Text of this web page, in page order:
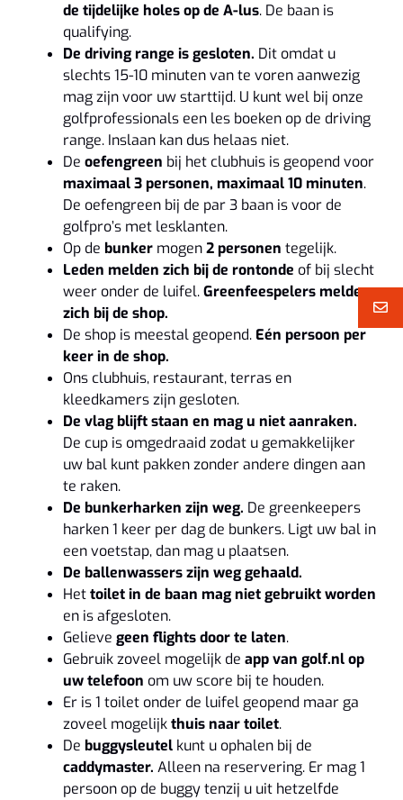
de tijdelijke holes op de A-lus. De baan is
qualifying.
De driving range is gesloten. Dit omdat u
slechts 15-10 minuten van te voren aanwezig
mag zijn voor uw starttijd. U kunt wel bij onze
golfprofessionals een les boeken op de driving
range. Inslaan kan dus helaas niet.
De oefengreen bij het clubhuis is geopend voor
maximaal 3 personen, maximaal 10 minuten.
De oefengreen bij de par 3 baan is voor de
golfpro’s met lesklanten.
Op de bunker mogen2 personen tegelijk.
Leden melden zich bij de rontonde of bij slecht
weer onder de luifel.Greenfeespelers melden
zich bij de shop.
De shop is meestal geopend. Eén persoon per
keer in de shop.
Ons clubhuis, restaurant, terras en
kleedkamers zijn gesloten.
De vlag blijft staan en mag u niet aanraken.
De cup is omgedraaid zodat u gemakkelijker
uw bal kunt pakken zonder andere dingen aan
te raken.
De bunkerharken zijn weg. De greenkeepers
harken 1 keer per dag de bunkers. Ligt uw bal in
een voetstap, dan mag u plaatsen.
De ballenwassers zijn weg gehaald.
Hettoilet in de baan mag niet gebruikt worden
en is afgesloten.
Gelieve geen flights door te laten.
Gebruik zoveel mogelijk de app van golf.nl op
uw telefoon om uw score bij te houden.
Er is 1 toilet onder de luifel geopend maar ga
zoveel mogelijkthuis naar toilet.
De buggysleutel kunt u ophalen bij de
caddymaster. Alleen na reservering. Er mag 1
persoon op de buggy tenzij u uit hetzelfde